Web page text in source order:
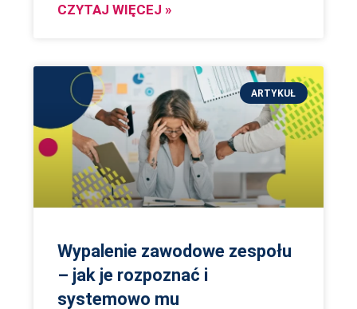
CZYTAJ WIĘCEJ »
ARTYKUŁ
Wypalenie zawodowe zespołu
– jak je rozpoznać i
systemowo mu